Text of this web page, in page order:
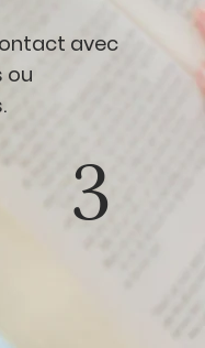
avec
ou
3